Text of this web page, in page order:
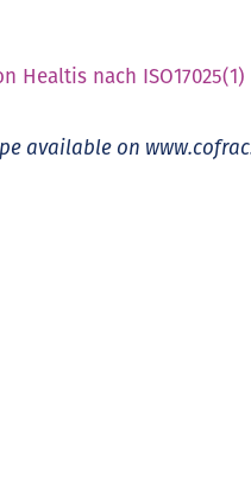
Healtis nach ISO17025(1)
available on